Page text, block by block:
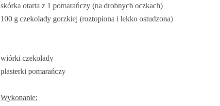
skórka otarta z 1 pomarańczy (na drobnych oczkach)
100 g czekolady gorzkiej (roztopiona i lekko ostudzona)
wiórki czekolady
plasterki pomarańczy
Wykonanie: